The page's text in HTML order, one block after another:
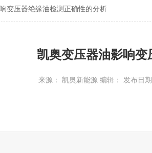
变压器绝缘油检测正确性的分析
凯奥变压器油影响
来源： 凯奥新能源 编辑： 发布日期